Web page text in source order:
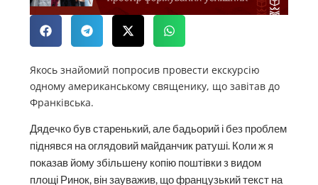
Якось знайомий попросив провести екскурсію
одному американському священику, що завітав до
Франківська.
Дядечко був старенький, але бадьорий і без проблем
піднявся на оглядовий майданчик ратуші. Коли ж я
показав йому збільшену копію поштівки з видом
площі Ринок, він зауважив, що французький текст на